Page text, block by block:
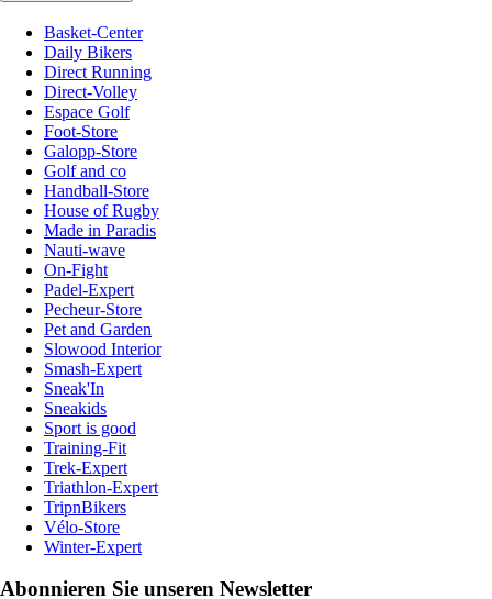
Basket-Center
Daily Bikers
Direct Running
Direct-Volley
Espace Golf
Foot-Store
Galopp-Store
Golf and co
Handball-Store
House of Rugby
Made in Paradis
Nauti-wave
On-Fight
Padel-Expert
Pecheur-Store
Pet and Garden
Slowood Interior
Smash-Expert
Sneak'In
Sneakids
Sport is good
Training-Fit
Trek-Expert
Triathlon-Expert
TripnBikers
Vélo-Store
Winter-Expert
Abonnieren Sie unseren Newsletter